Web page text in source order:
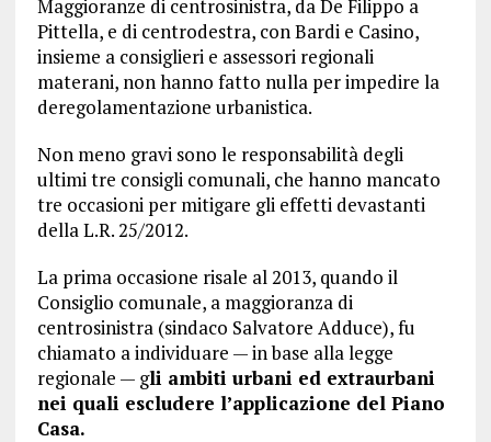
Maggioranze di centrosinistra, da De Filippo a
Pittella, e di centrodestra, con Bardi e Casino,
insieme a consiglieri e assessori regionali
materani, non hanno fatto nulla per impedire la
deregolamentazione urbanistica.
Non meno gravi sono le responsabilità degli
ultimi tre consigli comunali, che hanno mancato
tre occasioni per mitigare gli effetti devastanti
della L.R. 25/2012.
La prima occasione risale al 2013, quando il
Consiglio comunale, a maggioranza di
centrosinistra (sindaco Salvatore Adduce), fu
chiamato a individuare — in base alla legge
regionale — gli ambiti urbani ed extraurbani
nei quali escludere l’applicazione del Piano
Casa.